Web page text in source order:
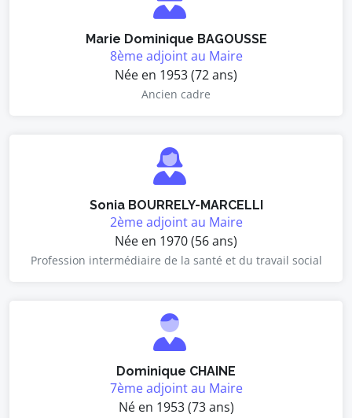
Marie Dominique BAGOUSSE
8ème adjoint au Maire
Née en 1953 (72 ans)
Ancien cadre
Sonia BOURRELY-MARCELLI
2ème adjoint au Maire
Née en 1970 (56 ans)
Profession intermédiaire de la santé et du travail social
Dominique CHAINE
7ème adjoint au Maire
Né en 1953 (73 ans)